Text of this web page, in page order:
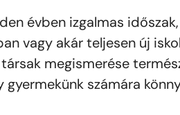
évben izgalmas
vagy akár teljesen új
megismerése
gyermekünk számára